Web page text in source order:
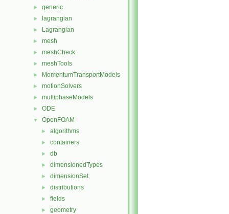
► generic
► lagrangian
► Lagrangian
► mesh
► meshCheck
► meshTools
► MomentumTransportModels
► motionSolvers
► multiphaseModels
► ODE
▼ OpenFOAM
► algorithms
► containers
► db
► dimensionedTypes
► dimensionSet
► distributions
► fields
► geometry